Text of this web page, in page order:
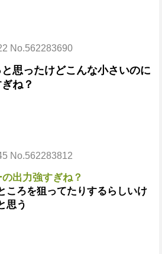
No.562283690
思ったけどこんな小さいのに
ね？
No.562283812
出力強すぎね？
ころを狙ってたりするらしいけ
思う